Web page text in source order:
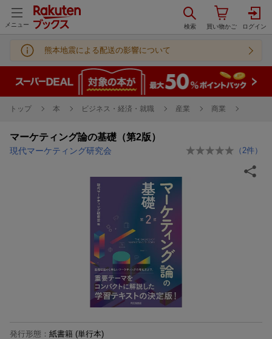
メニュー
熊本地震による配送の影響について
トップ 本 ビジネス・経済・就職 産業 商業
マーケティング論の基礎（第2版）
現代マーケティング研究会 （ 2件）
発行形態 ： 紙書籍 (単行本)